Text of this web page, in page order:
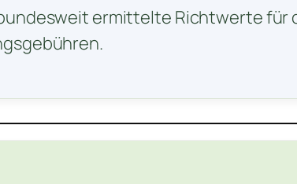
ermittelte Richtwerte für